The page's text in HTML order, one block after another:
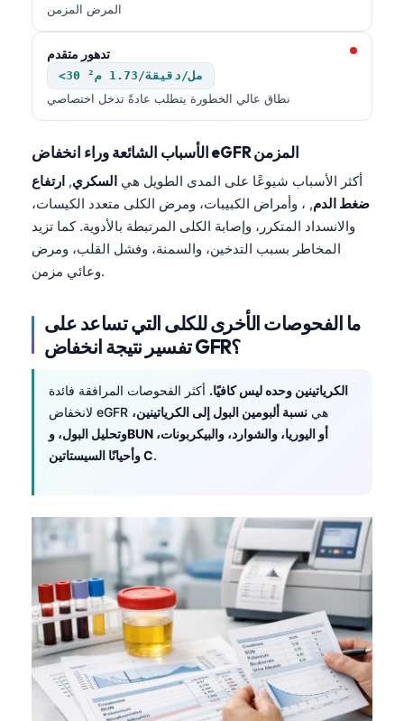
المرض المزمن
تدهور متقدم
<30 مل/دقيقة/1.73 م²
نطاق عالي الخطورة يتطلب عادةً تدخل اختصاصي
الأسباب الشائعة وراء انخفاض eGFR المزمن
أكثر الأسباب شيوعًا على المدى الطويل هي السكري, ارتفاع
ضغط الدم, ، وأمراض الكبيبات، ومرض الكلى متعدد الكيسات،
والانسداد المتكرر، وإصابة الكلى المرتبطة بالأدوية. كما تزيد
المخاطر بسبب التدخين، والسمنة، وفشل القلب، ومرض
وعائي مزمن.
ما الفحوصات الأخرى للكلى التي تساعد على
تفسير نتيجة انخفاض GFR؟
الكرياتينين وحده ليس كافيًا. أكثر الفحوصات المرافقة فائدة
لانخفاض eGFR هي نسبة ألبومين البول إلى الكرياتينين،
وتحليل البول، وBUN أو اليوريا، والشوارد، والبيكربونات،
وأحيانًا السيستاتين C.